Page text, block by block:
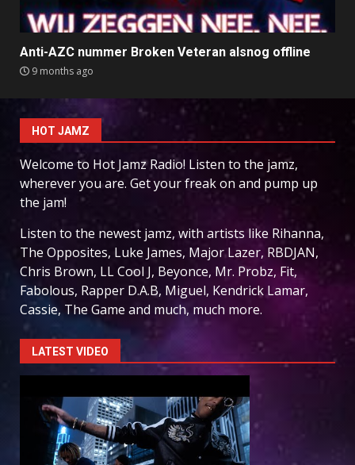
Anti-AZC nummer Broken Veteran alsnog offline
9 months ago
HOT JAMZ
Welcome to Hot Jamz Radio! Listen to the jamz,
wherever you are. Get your freak on and pump up
the jam!
Listen to the newest jamz, with artists like Rihanna,
The Opposites, Luke James, Major Lazer, RBDJAN,
Chris Brown, LL Cool J, Beyonce, Mr. Probz, Fit,
Fabolous, Rapper D.A.B, Miguel, Kendrick Lamar,
Cassie, The Game and much, much more.
LATEST VIDEO